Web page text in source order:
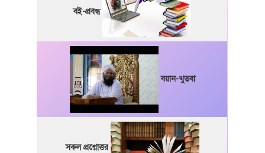
বই-প্রবন্ধ
বয়ান-খুতবা
সকল প্রশ্নোত্তর